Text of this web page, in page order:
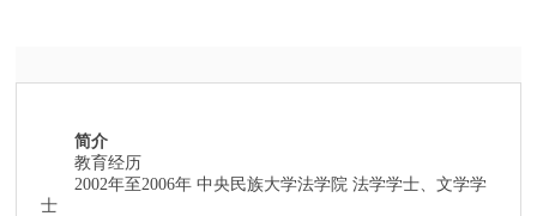
简介
教育经历
2002年至2006年 中央民族大学法学院 法学学士、文学学
士